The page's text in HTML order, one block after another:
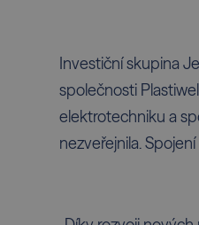
Investiční skupina
společnosti
elektrotechniku a
nezveřejnila.